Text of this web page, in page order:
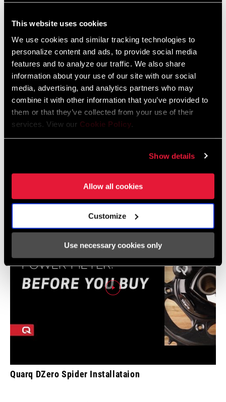
This website uses cookies
We use cookies and similar tracking technologies to
personalize content and ads, to provide social media
features and to analyze our traffic. We also share
information about your use of our site with our social
media, advertising, and analytics partners who may
combine it with other information that you’ve provided to
them or that they’ve collected from your use of their
services. View our Cookie Policy.
Show details
Allow all cookies
Customize
Use necessary cookies only
2026 SRAM Spare Parts Catalog
72 MB
Garantía SRAM y ZIPP
604 kb
Vídeos
Mostrar todos los idiomas disponibles
Quarq DZero Spider Installataion